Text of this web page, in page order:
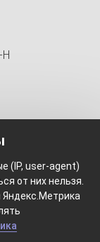
Н
(IP, user-agent)
от них нельзя.